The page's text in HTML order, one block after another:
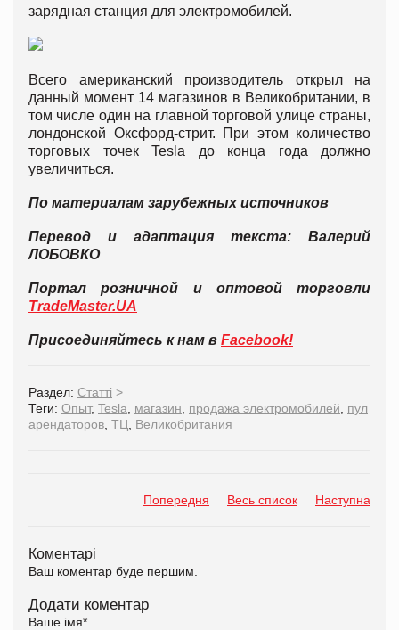
зарядная станция для электромобилей.
Всего американский производитель открыл на
данный момент 14 магазинов в Великобритании, в
том числе один на главной торговой улице страны,
лондонской Оксфорд-стрит. При этом количество
торговых точек Tesla до конца года должно
увеличиться.
По материалам зарубежных источников
Перевод и адаптация текста: Валерий
ЛОБОВКО
Портал розничной и оптовой торговли
TradeMaster.UA
Присоединяйтесь к нам в Facebook!
Раздел: Статті >
Теги: Опыт, Tesla магазин продажа электромобилей
пул
арендаторов ТЦ Великобритания
Попередня Весь список Наступна
Коментарі
Ваш коментар буде першим.
Додати коментар
Ваше імя*